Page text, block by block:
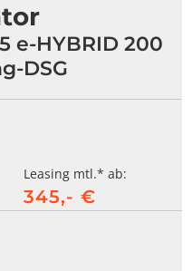
e-HYBRID 200
DSG
Leasing mtl.* ab:
345,- €